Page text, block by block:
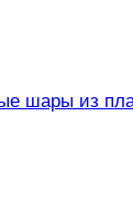
шары из